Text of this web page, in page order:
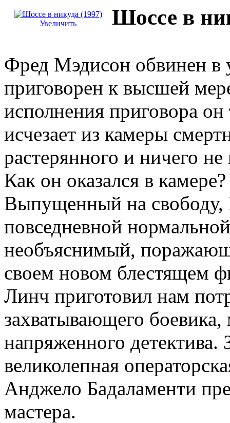
Увеличить Шоссе в
Фред Мэдисон обвинен в
приговорен к высшей
исполнения приговора
исчезает из камеры
растерянного и ничего
Как он оказался в
Выпущенный на свободу,
повседневной
необъяснимый,
своем новом блестящем
Линч приготовил нам
захватывающего
напряженного
великолепная
Анджело Бадаламенти
мастера.